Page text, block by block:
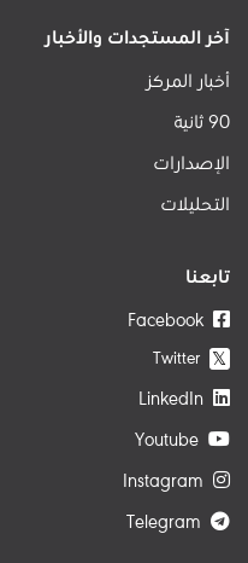
آخر المستجدات والأخبار
أخبار المركز
90 ثانية
الإصدارات
التحليلات
تابعنا
𝕏
Twitter